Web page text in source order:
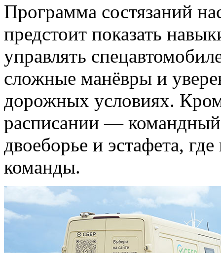
Программа состязаний
предстоит показать
управлять
сложные манёвры и
дорожных условиях.
расписании — командный
двоеборье и эстафета,
команды.